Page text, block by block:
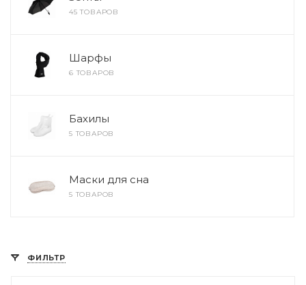
45 ТОВАРОВ
Шарфы
6 ТОВАРОВ
Бахилы
5 ТОВАРОВ
Маски для сна
5 ТОВАРОВ
ФИЛЬТР